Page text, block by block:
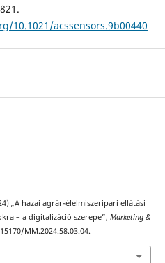
acssensors.9b00440
„A hazai agrár-élelmiszeripari ellátási
– a digitalizáció szerepe”, Marketing &
MM.2024.58.03.04.